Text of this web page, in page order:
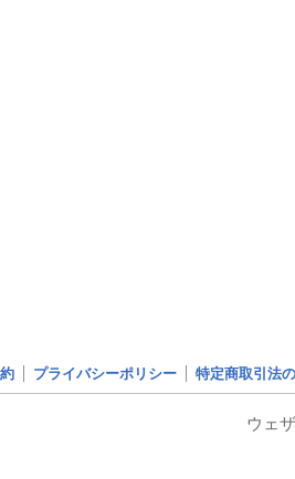
プライバシーポリシー 特定商取引法
ウェ